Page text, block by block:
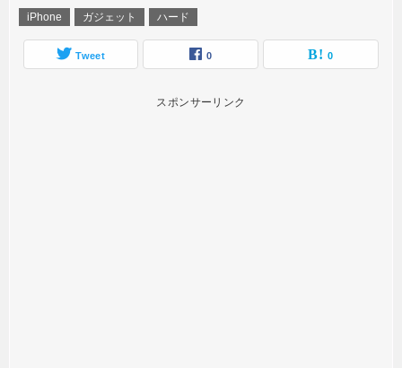
iPhone
ガジェット ハード
Tweet 0 0
スポンサーリンク